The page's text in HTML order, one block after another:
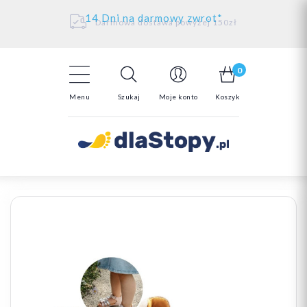
Kontakt
Darmowa dostawa powyżej 150zł
14 Dni na darmowy zwrot*
Menu Szukaj Moje konto
0
Koszyk